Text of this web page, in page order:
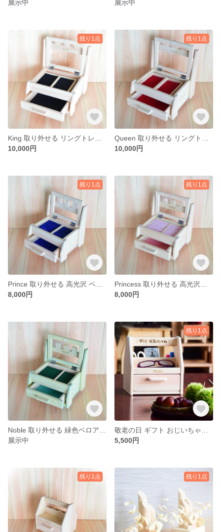
展示中 展示中
残り1点
10,000円
残り1点
10,000円
残り1点
8,000円
残り1点
8,000円
展示中
残り1点
5,500円
残り1点 残り1点